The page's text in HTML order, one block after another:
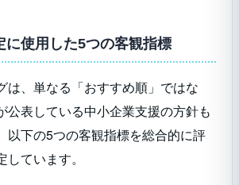
プ・
ジメ
2社間・3
社間・2.5
社間
12.5%
最短即
ナビ
社間
に使用した5つの客観指標
は、単なる「おすすめ順」ではな
公表している中小企業支援の方針も
以下の5つの客観指標を総合的に評
ています。